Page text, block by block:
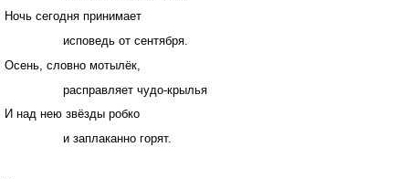
Ночь сегодня принимает
исповедь от сентября.
Осень, словно мотылёк,
расправляет чудо-крылья
И над нею звёзды робко
и заплаканно горят.